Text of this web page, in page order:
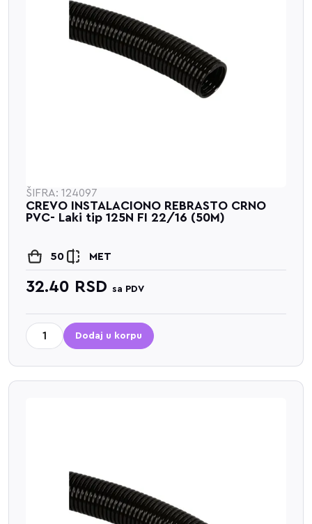
ŠIFRA: 124097
CREVO INSTALACIONO REBRASTO CRNO
PVC- Laki tip 125N FI 22/16 (50M)
50 MET
32.40 RSD sa PDV
Dodaj u korpu